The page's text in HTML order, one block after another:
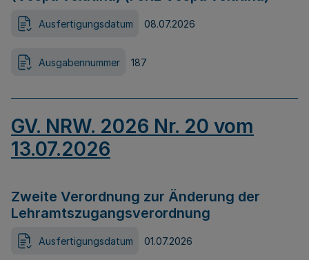
Ausfertigungsdatum 08.07.2026
Ausgabennummer 187
GV. NRW. 2026 Nr. 20 vom
13.07.2026
Zweite Verordnung zur Änderung der
Lehramtszugangsverordnung
Ausfertigungsdatum 01.07.2026